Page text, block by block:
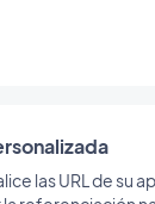
las URL de su